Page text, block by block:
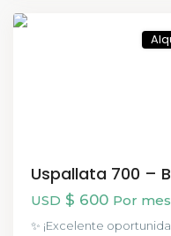
Uspallata 700 –
USD $ 600 Por mes
✨ ¡Excelente